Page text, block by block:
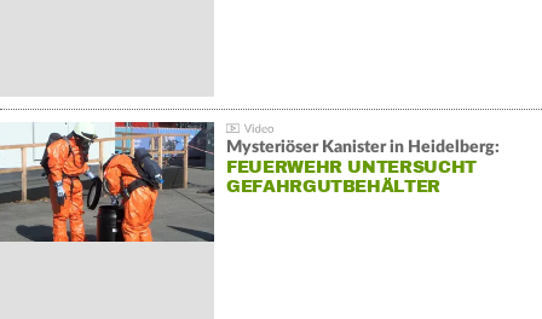
Mysteriöser Kanister in Heidelberg:
FEUERWEHR UNTERSUCHT
GEFAHRGUTBEHÄLTER